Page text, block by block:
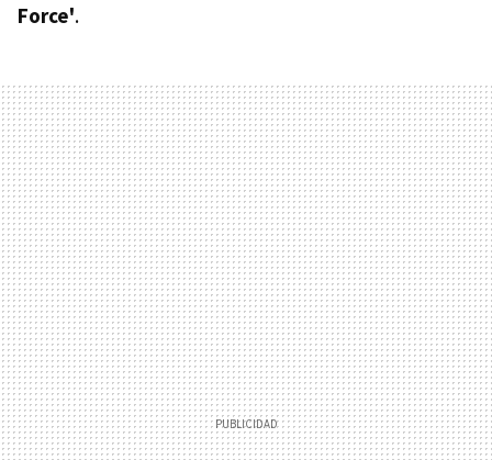
Force'.